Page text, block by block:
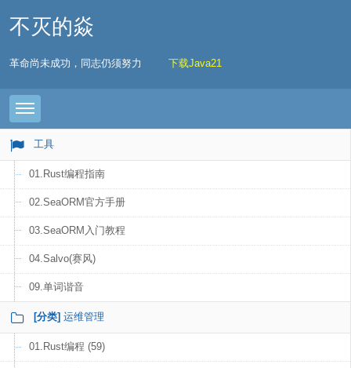
不灭的焱
革命尚未成功，同志仍须努力 下载Java21
Toggle navigation
工具
01.Rust编程指南
02.SeaORM官方手册
03.SeaORM入门教程
04.Salvo(赛风)
09.单词谐音
[分类] 运维管理
01.Rust编程 (59)